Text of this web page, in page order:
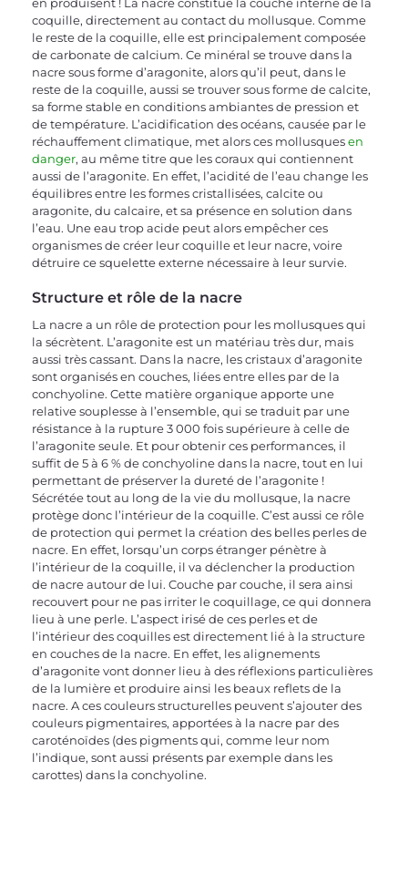
coquille, directement au contact du mollusque. Comme
le reste de la coquille, elle est principalement composée
de carbonate de calcium. Ce minéral se trouve dans la
nacre sous forme d’aragonite, alors qu’il peut, dans le
reste de la coquille, aussi se trouver sous forme de calcite,
sa forme stable en conditions ambiantes de pression et
de température. L’acidification des océans, causée par le
réchauffement climatique, met alors ces mollusques en
danger, au même titre que les coraux qui contiennent
aussi de l’aragonite. En effet, l’acidité de l’eau change les
équilibres entre les formes cristallisées, calcite ou
aragonite, du calcaire, et sa présence en solution dans
l’eau. Une eau trop acide peut alors empêcher ces
organismes de créer leur coquille et leur nacre, voire
détruire ce squelette externe nécessaire à leur survie.
Structure et rôle de la nacre
La nacre a un rôle de protection pour les mollusques qui
la sécrètent. L’aragonite est un matériau très dur, mais
aussi très cassant. Dans la nacre, les cristaux d’aragonite
sont organisés en couches, liées entre elles par de la
conchyoline. Cette matière organique apporte une
relative souplesse à l’ensemble, qui se traduit par une
résistance à la rupture 3 000 fois supérieure à celle de
l’aragonite seule. Et pour obtenir ces performances, il
suffit de 5 à 6 % de conchyoline dans la nacre, tout en lui
permettant de préserver la dureté de l’aragonite !
Sécrétée tout au long de la vie du mollusque, la nacre
protège donc l’intérieur de la coquille. C’est aussi ce rôle
de protection qui permet la création des belles perles de
nacre. En effet, lorsqu’un corps étranger pénètre à
l’intérieur de la coquille, il va déclencher la production
de nacre autour de lui. Couche par couche, il sera ainsi
recouvert pour ne pas irriter le coquillage, ce qui donnera
lieu à une perle. L’aspect irisé de ces perles et de
l’intérieur des coquilles est directement lié à la structure
en couches de la nacre. En effet, les alignements
d’aragonite vont donner lieu à des réflexions particulières
de la lumière et produire ainsi les beaux reflets de la
nacre. A ces couleurs structurelles peuvent s’ajouter des
couleurs pigmentaires, apportées à la nacre par des
caroténoïdes (des pigments qui, comme leur nom
l’indique, sont aussi présents par exemple dans les
carottes) dans la conchyoline.